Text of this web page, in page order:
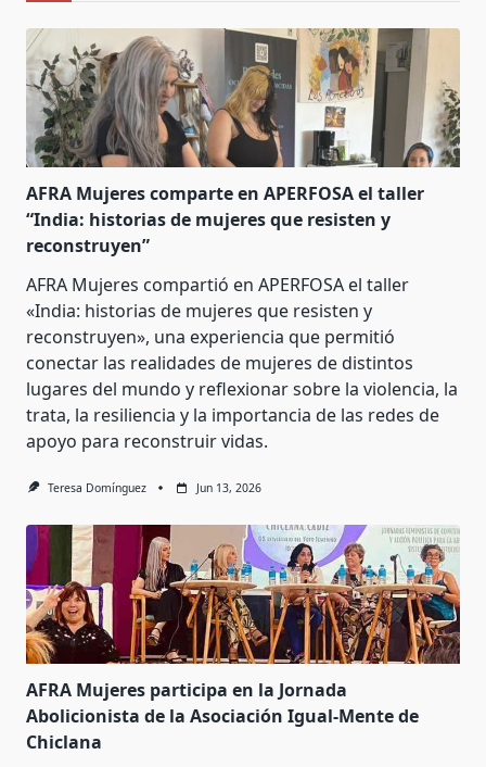
AFRA Mujeres comparte en APERFOSA el taller
“India: historias de mujeres que resisten y
reconstruyen”
AFRA Mujeres compartió en APERFOSA el taller
«India: historias de mujeres que resisten y
reconstruyen», una experiencia que permitió
conectar las realidades de mujeres de distintos
lugares del mundo y reflexionar sobre la violencia, la
trata, la resiliencia y la importancia de las redes de
apoyo para reconstruir vidas.
Teresa Domínguez Jun 13, 2026
AFRA Mujeres participa en la Jornada
Abolicionista de la Asociación Igual-Mente de
Chiclana